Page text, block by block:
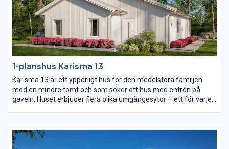
1-planshus Karisma 13
Karisma 13 är ett ypperligt hus för den medelstora familjen
med en mindre tomt och som söker ett hus med entrén på
gaveln. Huset erbjuder flera olika umgängesytor – ett för varje
barndelen av huset finns både allrum och wc.